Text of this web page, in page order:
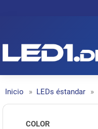
Inicio LEDs éstandar
COLOR